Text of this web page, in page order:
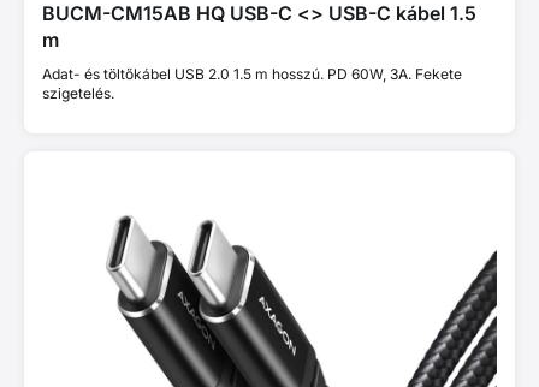
BUCM-CM15AB HQ USB-C <> USB-C kábel 1.5
m
Adat- és töltőkábel USB 2.0 1.5 m hosszú. PD 60W, 3A. Fekete
szigetelés.